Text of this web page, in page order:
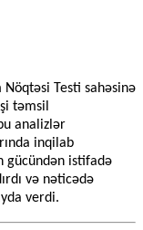
Testi sahəsinə
təmsil
analizlər
inqilab
gücündən istifadə
və nəticədə
verdi.